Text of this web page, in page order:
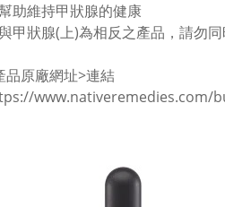
助維持甲狀腺的健康
甲狀腺(上)為相反之產品，請勿同
品原廠網址>連結
www.nativeremedies.com/